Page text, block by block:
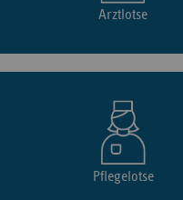
Arztlotse
Pflegelotse